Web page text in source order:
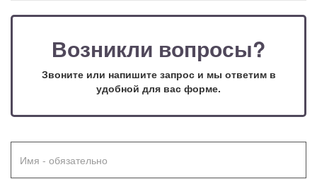
Возникли вопросы?
Звоните или напишите запрос и мы ответим в
удобной для вас форме.